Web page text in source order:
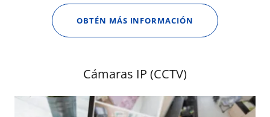
OBTÉN MÁS INFORMACIÓN
Cámaras IP (CCTV)